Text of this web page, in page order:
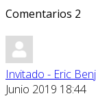
Comentarios 2
Invitado - Eric
Junio 2019 18:44